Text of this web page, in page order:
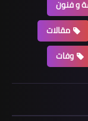
و فنون
مقالات
وفات